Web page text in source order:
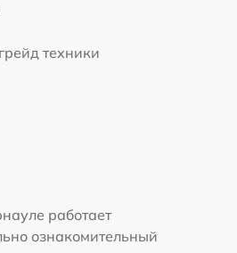
техники
работает
ознакомительный